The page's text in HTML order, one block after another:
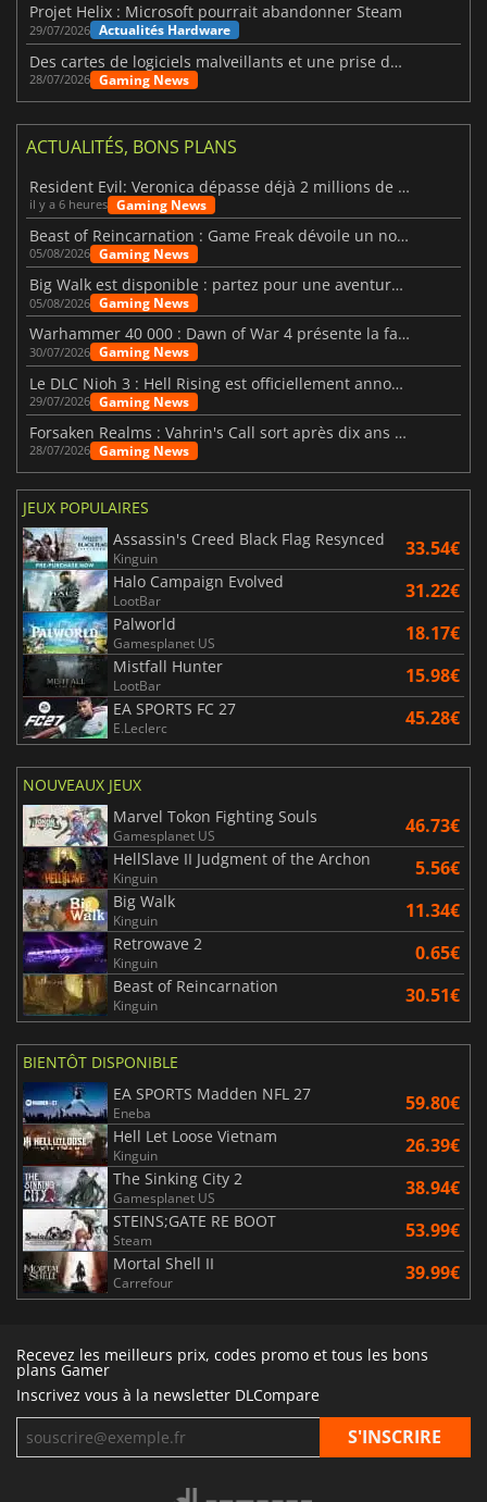
Projet Helix : Microsoft pourrait abandonner Steam
29/07/2026 Actualités Hardware
Des cartes de logiciels malveillants et une prise de contrôle de Discord ont touché Meccha Chameleon
28/07/2026 Gaming News
ACTUALITÉS, BONS PLANS
Resident Evil: Veronica dépasse déjà 2 millions de wishlists
il y a 6 heures Gaming News
Beast of Reincarnation : Game Freak dévoile un nouveau pari
05/08/2026 Gaming News
Big Walk est disponible : partez pour une aventure entre amis
05/08/2026 Gaming News
Warhammer 40 000 : Dawn of War 4 présente la faction des Nécrons
30/07/2026 Gaming News
Le DLC Nioh 3 : Hell Rising est officiellement annoncé
29/07/2026 Gaming News
Forsaken Realms : Vahrin's Call sort après dix ans de développement
28/07/2026 Gaming News
JEUX POPULAIRES
Assassin's Creed Black Flag Resynced
Kinguin 33.54€
Halo Campaign Evolved
LootBar 31.22€
Palworld
Gamesplanet US 18.17€
Mistfall Hunter
LootBar 15.98€
EA SPORTS FC 27
E.Leclerc 45.28€
NOUVEAUX JEUX
Marvel Tokon Fighting Souls
Gamesplanet US 46.73€
HellSlave II Judgment of the Archon
Kinguin 5.56€
Big Walk
Kinguin 11.34€
Retrowave 2
Kinguin 0.65€
Beast of Reincarnation
Kinguin 30.51€
BIENTÔT DISPONIBLE
EA SPORTS Madden NFL 27
Eneba 59.80€
Hell Let Loose Vietnam
Kinguin 26.39€
The Sinking City 2
Gamesplanet US 38.94€
STEINS;GATE RE BOOT
Steam 53.99€
Mortal Shell II
Carrefour 39.99€
Recevez les meilleurs prix, codes promo et tous les bons
plans Gamer
Inscrivez vous à la newsletter DLCompare